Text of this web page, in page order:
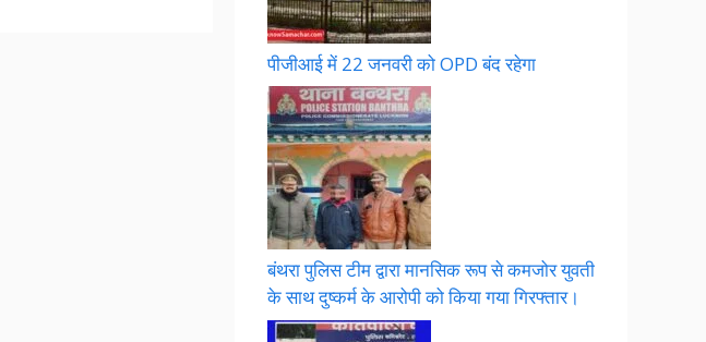
पीजीआई में 22 जनवरी को OPD बंद रहेगा
बंथरा पुलिस टीम द्वारा मानसिक रूप से कमजोर युवती
के साथ दुष्कर्म के आरोपी को किया गया गिरफ्तार।